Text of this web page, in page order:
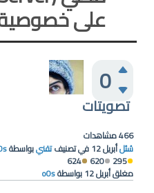
على خصوصية
0
تصويتات
466مشاهدات
سُئلأبريل 12 في تصنيفتقنيبواسطة
295
620
624
مغلقأبريل 12 بواسطةo0s